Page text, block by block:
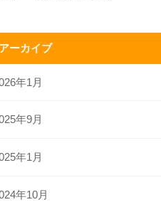
アーカイブ
年1月
年9月
年1月
年10月